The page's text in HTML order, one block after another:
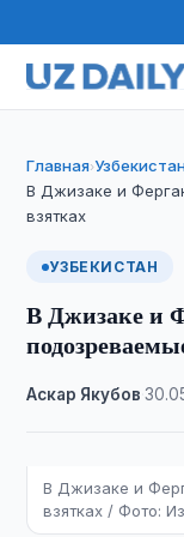
Главная›
В Джизаке и
взятках
УЗБЕКИСТАН
В Джизаке и
Аскар Якубов ·
В Джизаке и
взятках / Фото: